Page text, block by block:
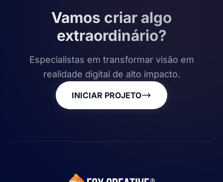
Vamos criar algo
extraordinário?
Especialistas em transformar visão em
realidade digital de alto impacto.
INICIAR PROJETO